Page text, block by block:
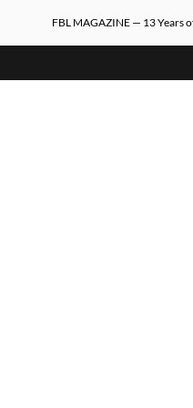
FBL MAGAZINE — 13 Years